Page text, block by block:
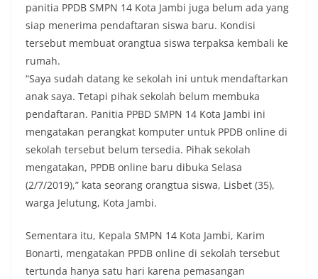
panitia PPDB SMPN 14 Kota Jambi juga belum ada yang
siap menerima pendaftaran siswa baru. Kondisi
tersebut membuat orangtua siswa terpaksa kembali ke
rumah.
“Saya sudah datang ke sekolah ini untuk mendaftarkan
anak saya. Tetapi pihak sekolah belum membuka
pendaftaran. Panitia PPBD SMPN 14 Kota Jambi ini
mengatakan perangkat komputer untuk PPDB online di
sekolah tersebut belum tersedia. Pihak sekolah
mengatakan, PPDB online baru dibuka Selasa
(2/7/2019),” kata seorang orangtua siswa, Lisbet (35),
warga Jelutung, Kota Jambi.
Sementara itu, Kepala SMPN 14 Kota Jambi, Karim
Bonarti, mengatakan PPDB online di sekolah tersebut
tertunda hanya satu hari karena pemasangan